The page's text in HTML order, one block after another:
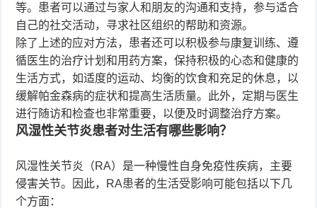
等。患者可以通过与家人和朋友的沟通和支持，参与适合
自己的社交活动，寻求社区组织的帮助和资源。
除了上述的应对方法，患者还可以积极参与康复训练、遵
循医生的治疗计划和用药方案，保持积极的心态和健康的
生活方式，如适度的运动、均衡的饮食和充足的休息，以
缓解帕金森病的症状和提高生活质量。此外，定期与医生
进行随访和检查也非常重要，以便及时调整治疗方案。
风湿性关节炎患者对生活有哪些影响？
风湿性关节炎（RA）是一种慢性自身免疫性疾病，主要
侵害关节。因此，RA患者的生活受影响可能包括以下几
个方面：